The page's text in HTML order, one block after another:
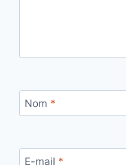
Nom *
E-mail *